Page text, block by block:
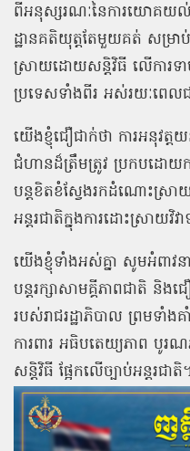
ពីអនុស្សរណៈនៃការយោគយល់
ដ្ឋានគតិយុត្តតែមួយគត់ សម្រាប់
ស្រាយដោយសន្តិវិធី លើការទា
ប្រទេសទាំងពីរ អស់រយៈពេលជ
យើងខ្ញុំជឿជាក់ថា ការអនុវត្តយ
ជំហានដ៏ត្រឹមត្រូវ ប្រកបដោយ
បន្តខិតខំស្វែងរកដំណោះស្រា
អន្តរជាតិក្នុងការដោះស្រាយវិ
យើងខ្ញុំទាំងអស់គ្នា សូមអំពាវនា
បន្តរក្សាសាមគ្គីភាពជាតិ និ
របស់រាជរដ្ឋាភិបាល ព្រមទាំងគ
ការពារ អធិបតេយ្យភាព បូ
សន្តិវិធី ផ្អែកលើច្បាប់អន្តរជាតិ